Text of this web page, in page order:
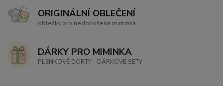
ORIGINÁLNÍ OBLEČENÍ
oblečky pro nedonošená miminka
DÁRKY PRO MIMINKA
PLENKOVÉ DORTY - DÁRKOVÉ SETY